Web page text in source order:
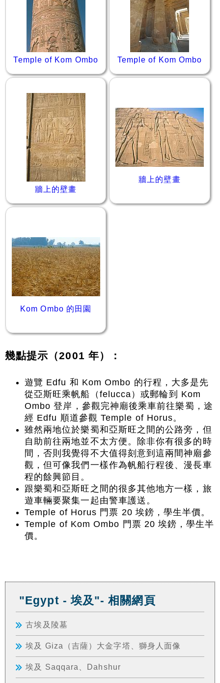
Temple of Kom Ombo Temple of Kom Ombo
牆上的壁畫
牆上的壁畫
Kom Ombo 的田園
幾點提示（2001 年）：
遊覽 Edfu 和 Kom Ombo 的行程，大多是先
從亞斯旺乘帆船（felucca）或郵輪到 Kom
Ombo 登岸，參觀完神廟後乘車前往樂蜀，途
經 Edfu 順道參觀 Temple of Horus。
雖然兩地位於樂蜀和亞斯旺之間的公路旁，但
自助前往兩地並不太方便。除非你有很多的時
間，否則我覺得不大值得刻意到這兩間神廟參
觀，但可像我們一樣作為帆船行程後、漫長車
程的餘興節目。
跟樂蜀和亞斯旺之間的很多其他地方一樣，旅
遊車輛要聚集一起由警車護送。
Temple of Horus 門票 20 埃鎊，學生半價。
Temple of Kom Ombo 門票 20 埃鎊，學生半
價。
"Egypt - 埃及"- 相關網頁
古埃及陵墓
埃及 Giza（吉薩）大金字塔、獅身人面像
埃及 Saqqara、Dahshur